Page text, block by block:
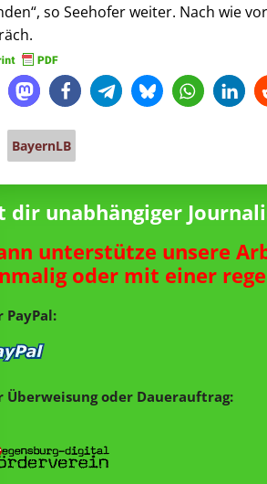
so Seehofer weiter. Nach wie
BayernLB
dir unabhängiger
unterstütze unsere
oder mit einer
PayPal:
Überweisung oder Dauerauftrag: